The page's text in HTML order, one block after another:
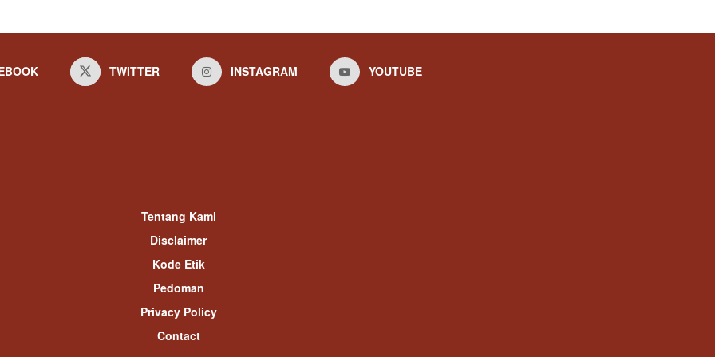
TWITTER INSTAGRAM YOUTUBE
Tentang Kami
Disclaimer
Kode Etik
Pedoman
Privacy Policy
Contact